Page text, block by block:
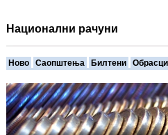
Национални рачуни
Ново Саопштења Билтени Обрасци